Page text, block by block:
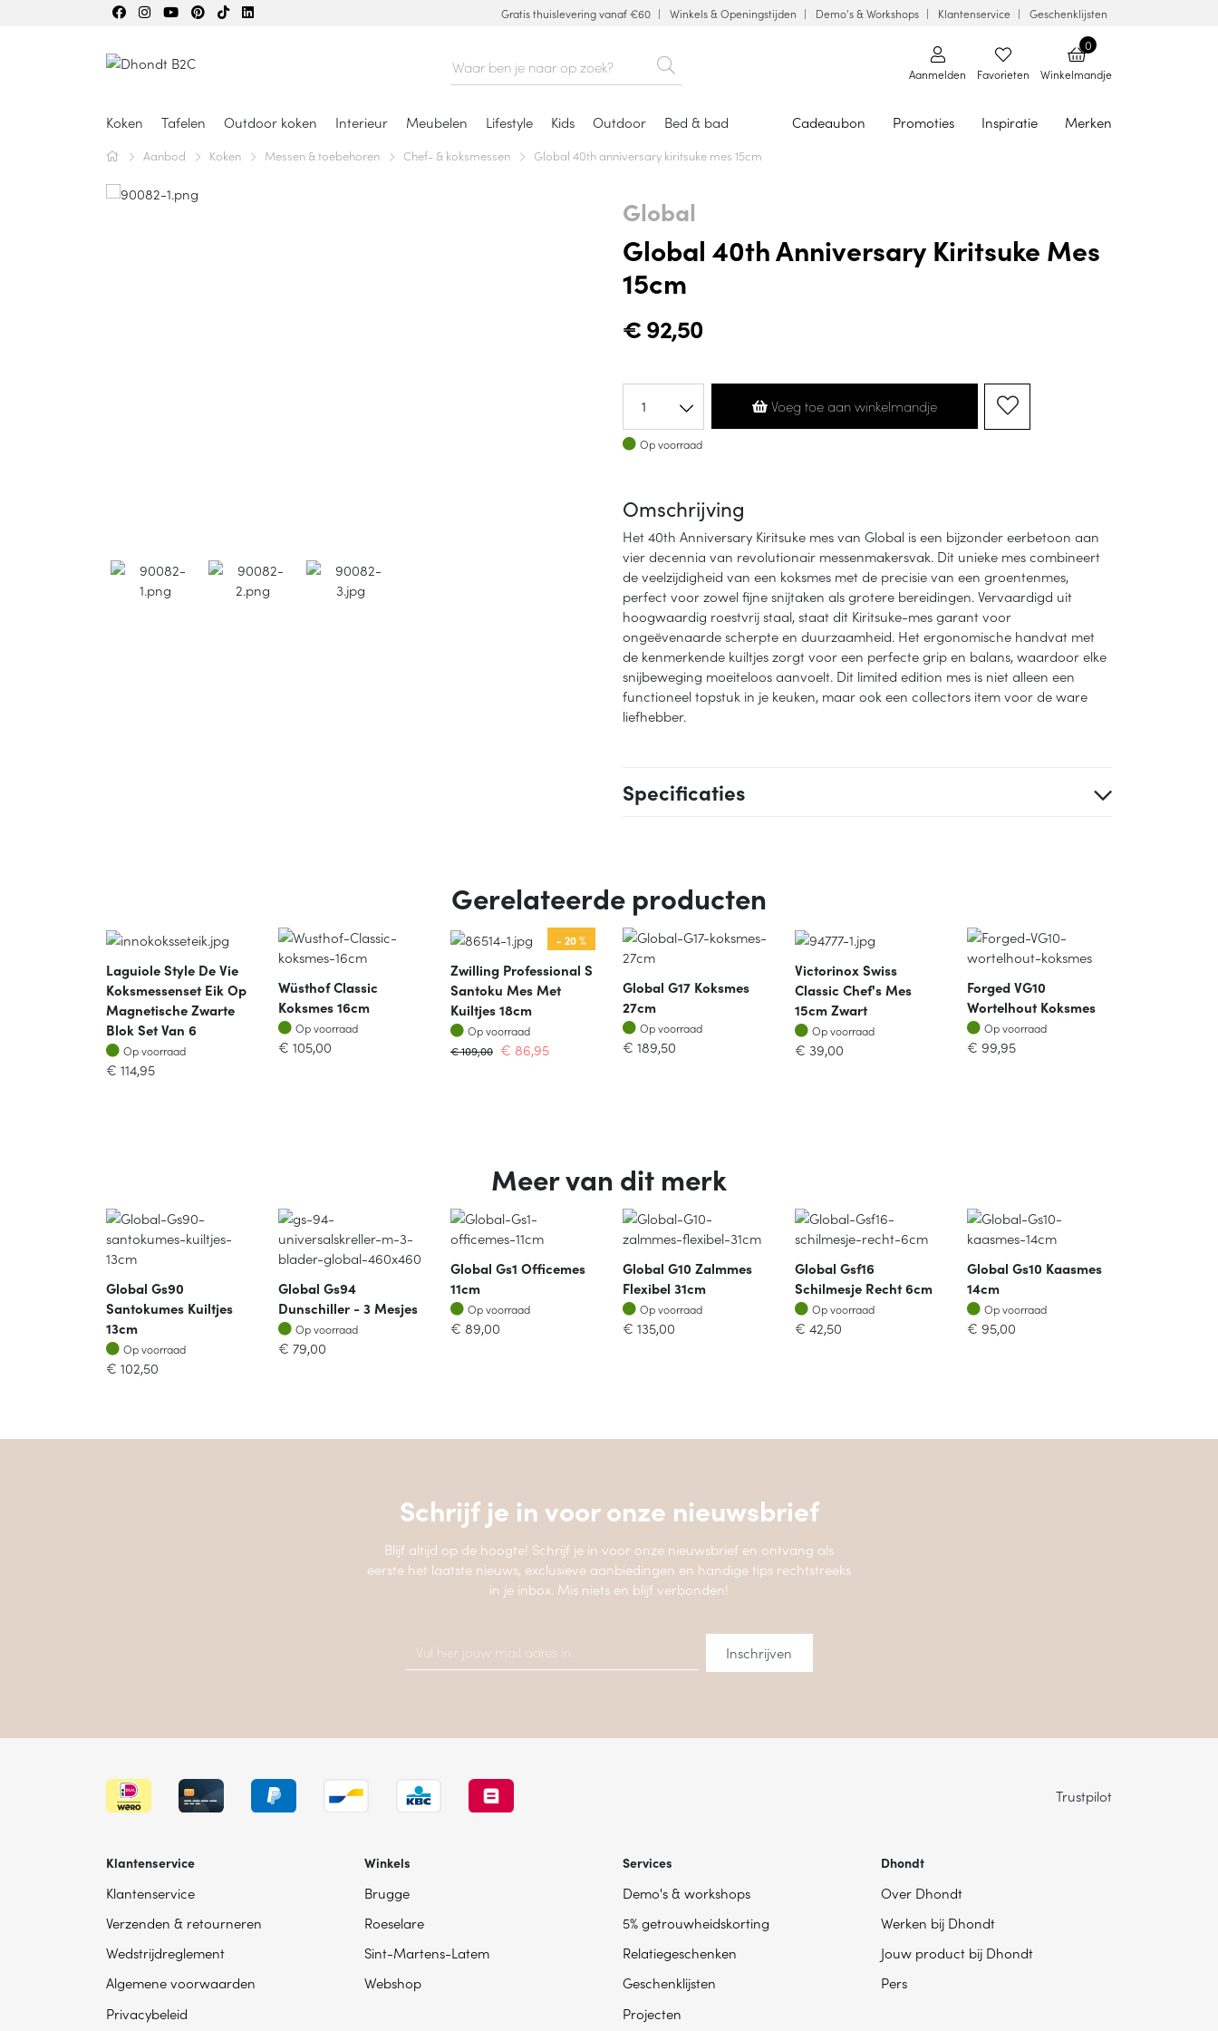
Gratis thuislevering vanaf €60 Winkels & Openingstijden Demo's & Workshops Klantenservice Geschenklijsten
Aanmelden Favorieten
0
Winkelmandje
Koken Tafelen Outdoor koken Interieur Meubelen Lifestyle Kids Outdoor Bed & bad Cadeaubon Promoties Inspiratie Merken
Aanbod Koken Messen & toebehoren Chef- & koksmessen Global 40th anniversary kiritsuke mes 15cm
Global
Global 40th Anniversary Kiritsuke Mes
15cm
€92,50
Voeg toe aan winkelmandje
Op voorraad
Op voorraad
Omschrijving
Het 40th Anniversary Kiritsuke mes van Global is een bijzonder eerbetoon aan
vier decennia van revolutionair messenmakersvak. Dit unieke mes combineert
de veelzijdigheid van een koksmes met de precisie van een groentenmes,
perfect voor zowel fijne snijtaken als grotere bereidingen. Vervaardigd uit
hoogwaardig roestvrij staal, staat dit Kiritsuke-mes garant voor
ongeëvenaarde scherpte en duurzaamheid. Het ergonomische handvat met
de kenmerkende kuiltjes zorgt voor een perfecte grip en balans, waardoor elke
snijbeweging moeiteloos aanvoelt. Dit limited edition mes is niet alleen een
functioneel topstuk in je keuken, maar ook een collectors item voor de ware
liefhebber.
Specificaties
Gerelateerde producten
Laguiole Style De Vie
Koksmessenset Eik Op
Magnetische Zwarte
Blok Set Van 6
Op voorraad
Op voorraad
€ 114,95
Wüsthof Classic
Koksmes 16cm
Op voorraad
Op voorraad
€ 105,00
- 20 %
Zwilling Professional S
Santoku Mes Met
Kuiltjes 18cm
Op voorraad
Op voorraad
€109,00 € 86,95
Global G17 Koksmes
27cm
Op voorraad
Op voorraad
€ 189,50
Victorinox Swiss
Classic Chef's Mes
15cm Zwart
Op voorraad
Op voorraad
€ 39,00
Forged VG10
Wortelhout Koksmes
Op voorraad
Op voorraad
€ 99,95
Meer van dit merk
Global Gs90
Santokumes Kuiltjes
13cm
Op voorraad
Op voorraad
€ 102,50
Global Gs94
Dunschiller - 3 Mesjes
Op voorraad
Op voorraad
€ 79,00
Global Gs1 Officemes
11cm
Op voorraad
Op voorraad
€ 89,00
Global G10 Zalmmes
Flexibel 31cm
Op voorraad
Op voorraad
€ 135,00
Global Gsf16
Schilmesje Recht 6cm
Op voorraad
Op voorraad
€ 42,50
Global Gs10 Kaasmes
14cm
Op voorraad
Op voorraad
€ 95,00
Schrijf je in voor onze nieuwsbrief
Blijf altijd op de hoogte! Schrijf je in voor onze nieuwsbrief en ontvang als
eerste het laatste nieuws, exclusieve aanbiedingen en handige tips rechtstreeks
in je inbox. Mis niets en blijf verbonden!
Trustpilot
Klantenservice
Klantenservice
Verzenden & retourneren
Wedstrijdreglement
Algemene voorwaarden
Privacybeleid
Winkels
Brugge
Roeselare
Sint-Martens-Latem
Webshop
Services
Demo's & workshops
5% getrouwheidskorting
Relatiegeschenken
Geschenklijsten
Projecten
Dhondt
Over Dhondt
Werken bij Dhondt
Jouw product bij Dhondt
Pers